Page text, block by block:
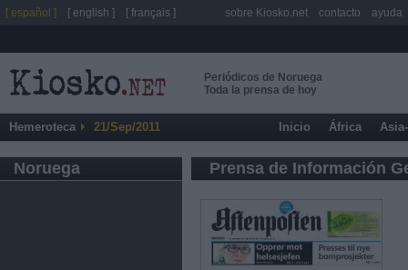
Periódicos de Noruega
Toda la prensa de hoy
Hemeroteca 21/Sep/2011 Inicio África
Noruega Prensa de Información
[ español ] [ english ] [ français ] sobre Kiosko.net contacto ayuda